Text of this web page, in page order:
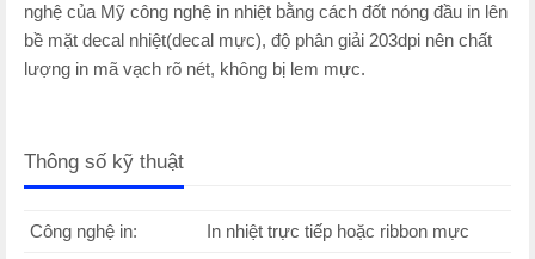
nghệ của Mỹ công nghệ in nhiệt bằng cách đốt nóng đầu in lên
bề mặt decal nhiệt(decal mực), độ phân giải 203dpi nên chất
lượng in mã vạch rõ nét, không bị lem mực.
Thông số kỹ thuật
Công nghệ in: In nhiệt trực tiếp hoặc ribbon mực